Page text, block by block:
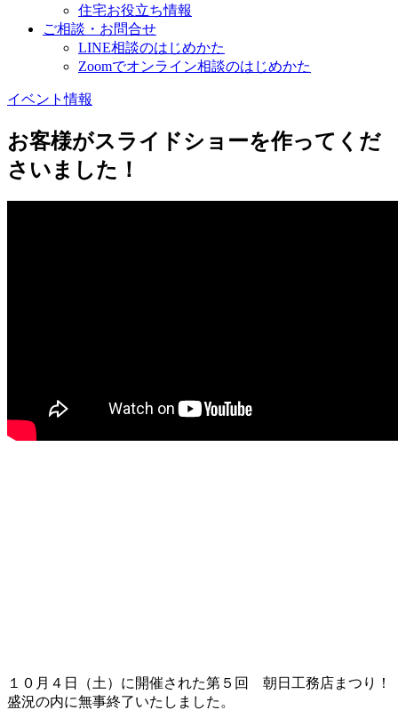
住宅お役立ち情報
ご相談・お問合せ
LINE相談のはじめかた
Zoomでオンライン相談のはじめかた
イベント情報
お客様がスライドショーを作ってくだ
さいました！
１０月４日（土）に開催された第５回 朝日工務店まつり！
盛況の内に無事終了いたしました。